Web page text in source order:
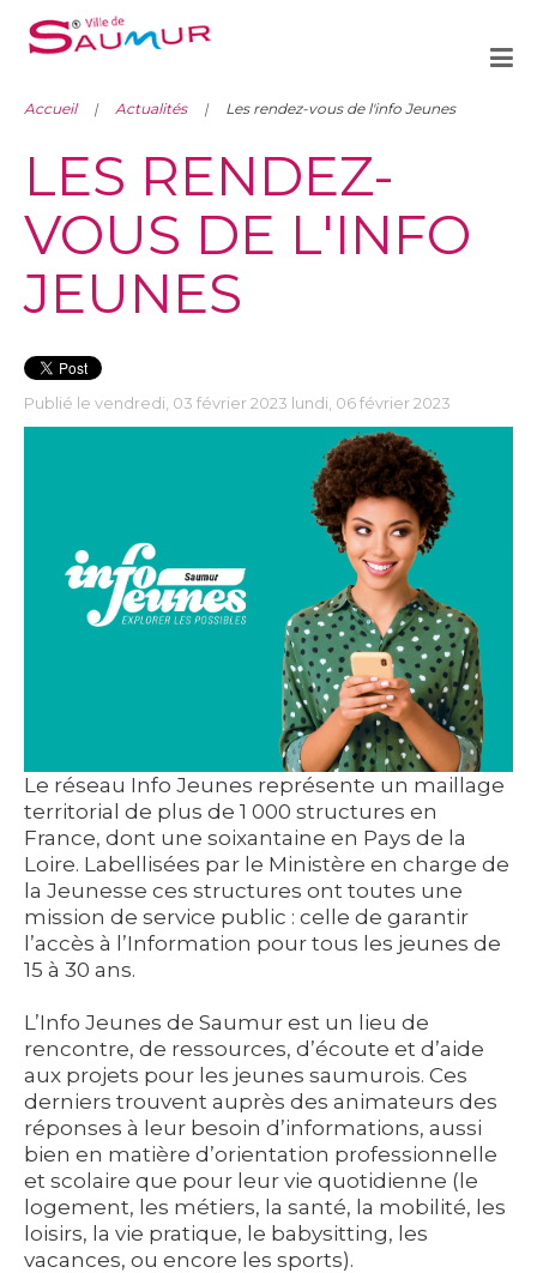
Accueil Actualités Les rendez-vous de l'info Jeunes
LES RENDEZ-
VOUS DE L'INFO
JEUNES
Publié le vendredi, 03 février 2023 lundi, 06 février 2023
Le réseau Info Jeunes représente un maillage
territorial de plus de 1 000 structures en
France, dont une soixantaine en Pays de la
Loire. Labellisées par le Ministère en charge de
la Jeunesse ces structures ont toutes une
mission de service public : celle de garantir
l’accès à l’Information pour tous les jeunes de
15 à 30 ans.
L’Info Jeunes de Saumur est un lieu de
rencontre, de ressources, d’écoute et d’aide
aux projets pour les jeunes saumurois. Ces
derniers trouvent auprès des animateurs des
réponses à leur besoin d’informations, aussi
bien en matière d’orientation professionnelle
et scolaire que pour leur vie quotidienne (le
logement, les métiers, la santé, la mobilité, les
loisirs, la vie pratique, le babysitting, les
vacances, ou encore les sports).